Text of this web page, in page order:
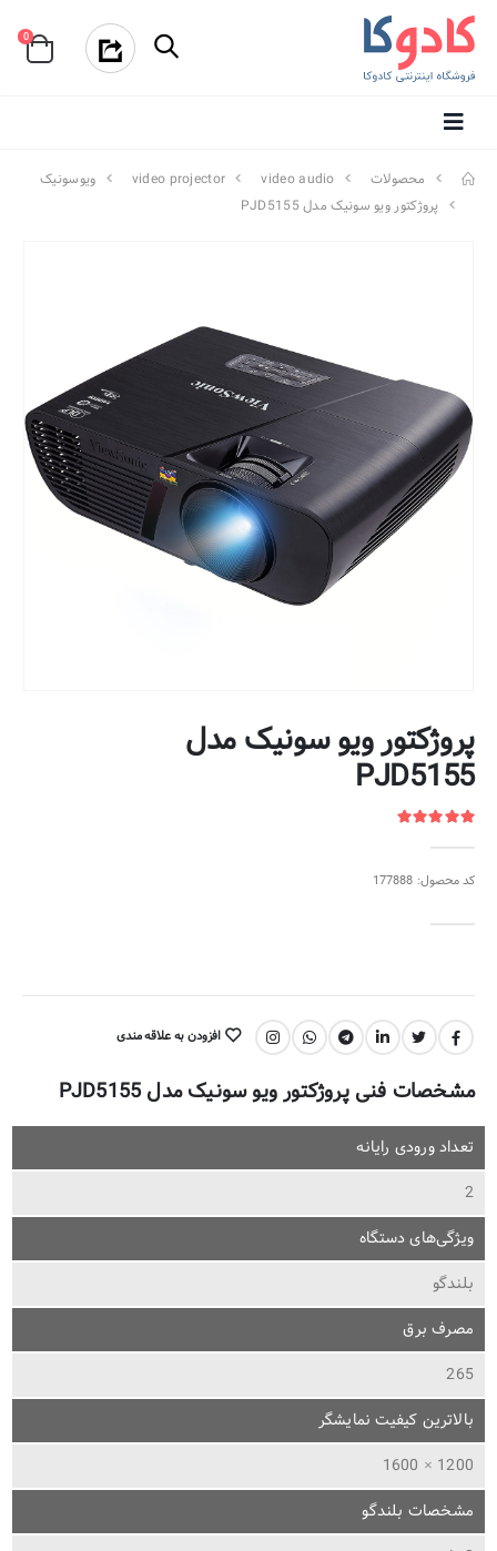
0
محصولات video audio
video projector
ویوسونیک
پروژکتور ویو سونیک مدل PJD5155
پروژکتور ویو سونیک مدل
PJD5155
کد محصول: 177888
اشتراک گذاری: افزودن به علاقه مندی
مشخصات فنی پروژکتور ویو سونیک مدل PJD5155
تعداد ورودی رایانه
2
ویژگی‌های دستگاه
بلندگو
مصرف برق
265
بالاترین کیفیت نمایشگر
1200 × 1600
مشخصات بلندگو